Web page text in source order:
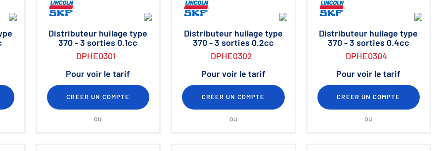
Distributeur huilage type
370 - 3 sorties 0.1cc
DPHE0301
Pour voir le tarif
CRÉER UN COMPTE
ou
Distributeur huilage type
370 - 3 sorties 0.2cc
DPHE0302
Pour voir le tarif
CRÉER UN COMPTE
ou
Distributeur huilage type
370 - 3 sorties 0.4cc
DPHE0304
Pour voir le tarif
CRÉER UN COMPTE
ou